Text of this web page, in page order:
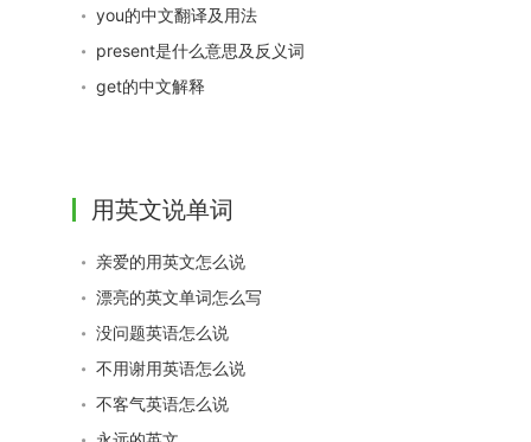
you的中文翻译及用法
present是什么意思及反义词
get的中文解释
用英文说单词
亲爱的用英文怎么说
漂亮的英文单词怎么写
没问题英语怎么说
不用谢用英语怎么说
不客气英语怎么说